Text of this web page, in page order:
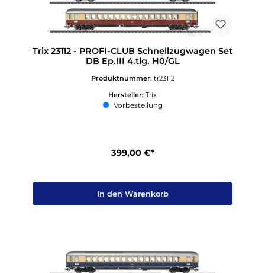
Trix 23112 - PROFI-CLUB Schnellzugwagen Set
DB Ep.III 4.tlg. H0/GL
Produktnummer: tr23112
Hersteller: Trix
Vorbestellung
399,00 €*
In den Warenkorb